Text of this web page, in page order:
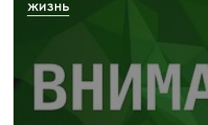
ЖИЗНЬ